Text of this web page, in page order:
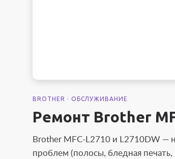
BROTHER · ОБСЛУЖИВАНИЕ
Ремонт Brother
Brother MFC-L2710 и L2710DW —
проблем (полосы, бледная